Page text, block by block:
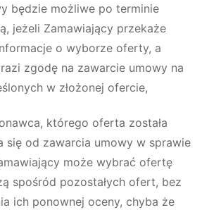
będzie możliwe po terminie
jeżeli Zamawiający przekaże
o wyborze oferty, a
zgodę na zawarcie umowy na
w złożonej ofercie,
którego oferta została
się od zawarcia umowy w sprawie
może wybrać ofertę
spośród pozostałych ofert, bez
ich ponownej oceny, chyba że